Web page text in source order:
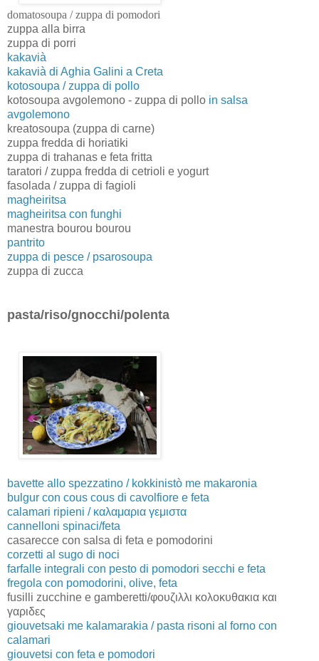
domatosoupa / zuppa di pomodori
zuppa alla birra
zuppa di porri
kakavià
kakavià di Aghia Galini a Creta
kotosoupa / zuppa di pollo
kotosoupa avgolemono - zuppa di pollo in salsa
avgolemono
kreatosoupa (zuppa di carne)
zuppa fredda di horiatiki
zuppa di trahanas e feta fritta
taratori / zuppa fredda di cetrioli e yogurt
fasolada / zuppa di fagioli
magheiritsa
magheiritsa con funghi
manestra bourou bourou
pantrito
zuppa di pesce / psarosoupa
zuppa di zucca
pasta/riso/gnocchi/polenta
bavette allo spezzatino / kokkinistò me makaronia
bulgur con cous cous di cavolfiore e feta
calamari ripieni / καλαμαρια γεμιστα
cannelloni spinaci/feta
casarecce con salsa di feta e pomodorini
corzetti al sugo di noci
farfalle integrali con pesto di pomodori secchi e feta
fregola con pomodorini, olive, feta
fusilli zucchine e gamberetti/φουζιλλι κολοκυθακια και
γαριδες
giouvetsaki me kalamarakia / pasta risoni al forno con
calamari
giouvetsi con feta e pomodori